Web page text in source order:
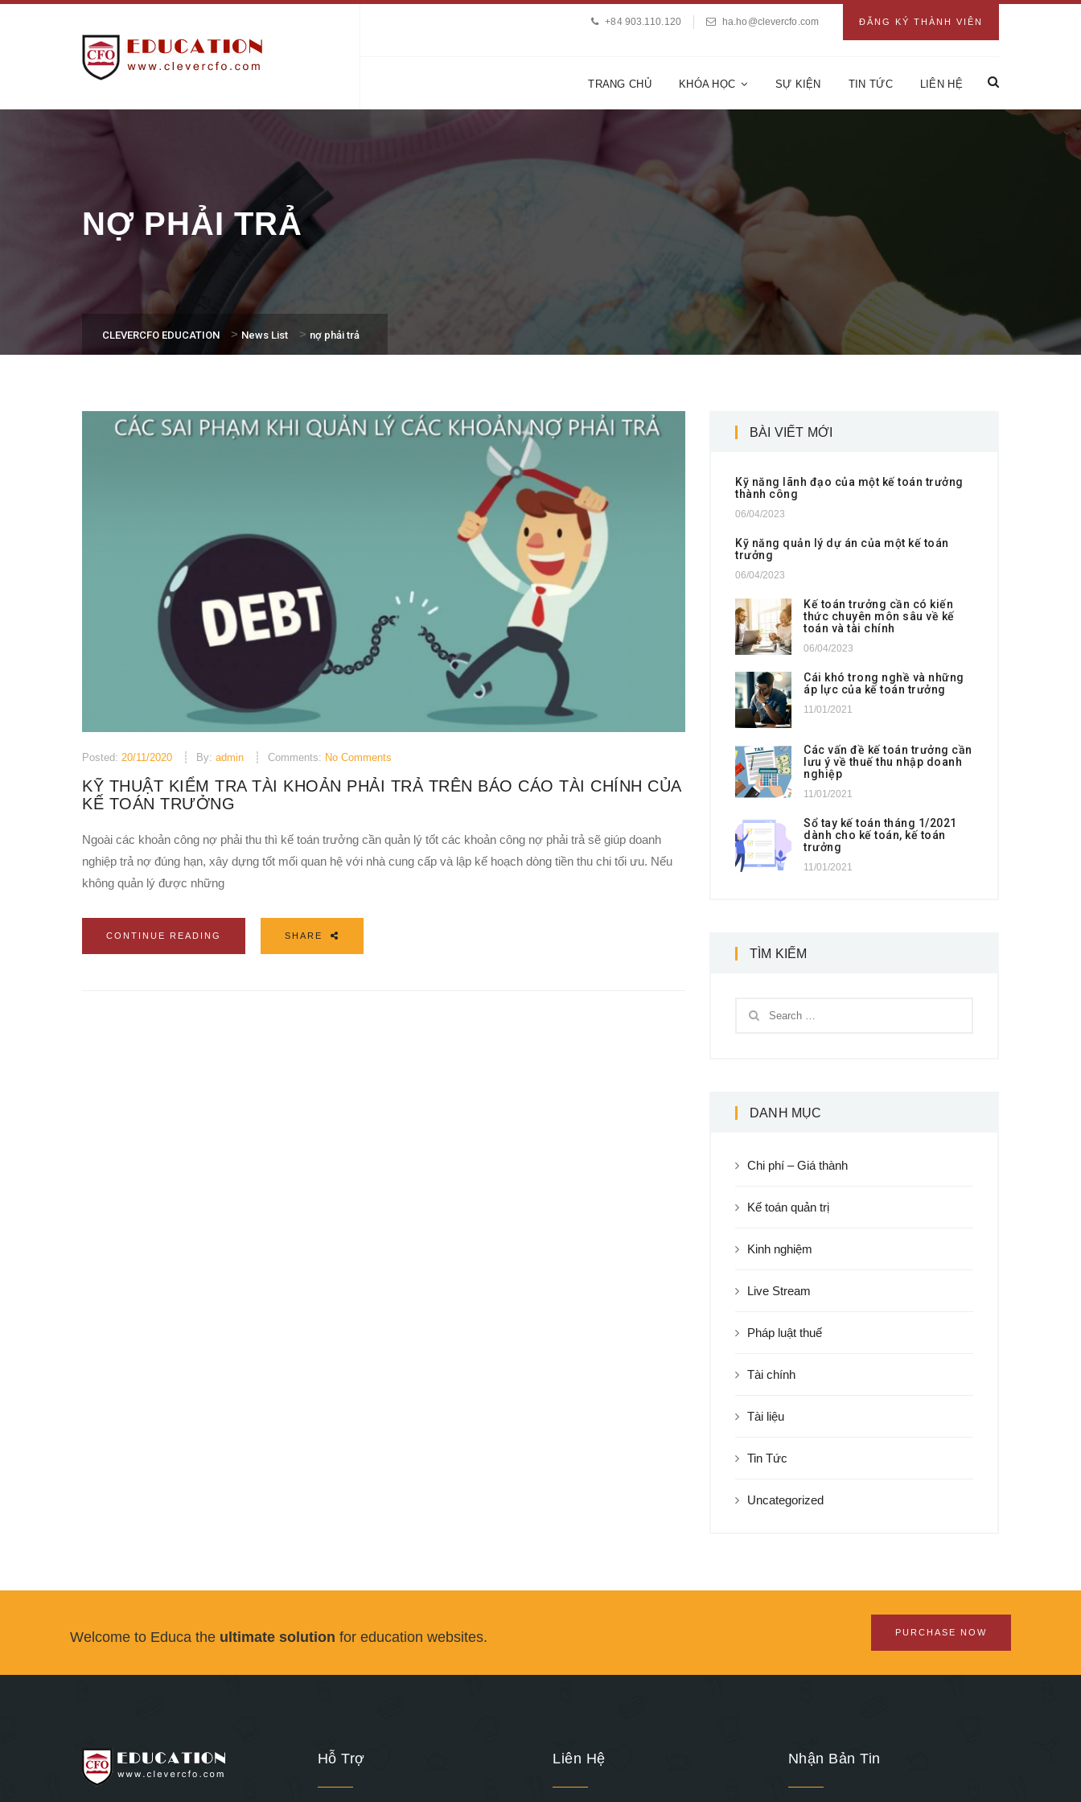
ĐĂNG KÝ THÀNH VIÊN
+84 903.110.120 ha.ho@clevercfo.com
TRANG CHỦ KHÓA HỌC SỰ KIỆN TIN TỨC LIÊN HỆ
NỢ PHẢI TRẢ
CLEVERCFO EDUCATION > News List > nợ phải trả
Posted: 20/11/2020 By: admin Comments: No Comments
KỸ THUẬT KIỂM TRA TÀI KHOẢN PHẢI TRẢ TRÊN BÁO CÁO TÀI CHÍNH CỦA
KẾ TOÁN TRƯỞNG
Ngoài các khoản công nợ phải thu thì kế toán trưởng cần quản lý tốt các khoản công nợ phải trả sẽ giúp doanh
nghiệp trả nợ đúng hạn, xây dựng tốt mối quan hệ với nhà cung cấp và lập kế hoạch dòng tiền thu chi tối ưu. Nếu
không quản lý được những
CONTINUE READING SHARE
BÀI VIẾT MỚI
Kỹ năng lãnh đạo của một kế toán trưởng
thành công
06/04/2023
Kỹ năng quản lý dự án của một kế toán
trưởng
06/04/2023
Kế toán trưởng cần có kiến
thức chuyên môn sâu về kế
toán và tài chính
06/04/2023
Cái khó trong nghề và những
áp lực của kế toán trưởng
11/01/2021
Các vấn đề kế toán trưởng cần
lưu ý về thuế thu nhập doanh
nghiệp
11/01/2021
Sổ tay kế toán tháng 1/2021
dành cho kế toán, kế toán
trưởng
11/01/2021
TÌM KIẾM
DANH MỤC
Chi phí – Giá thành
Kế toán quản trị
Kinh nghiệm
Live Stream
Pháp luật thuế
Tài chính
Tài liệu
Tin Tức
Uncategorized
Welcome to Educa the ultimate solution for education websites. PURCHASE NOW
Hỗ Trợ Liên Hệ Nhận Bản Tin